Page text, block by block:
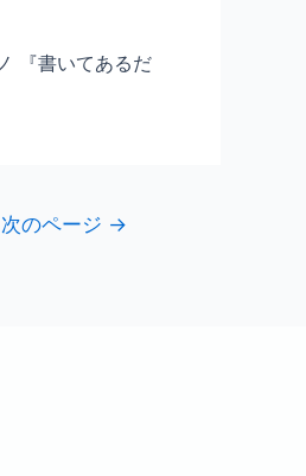
『書いてあるだ
次のページ →